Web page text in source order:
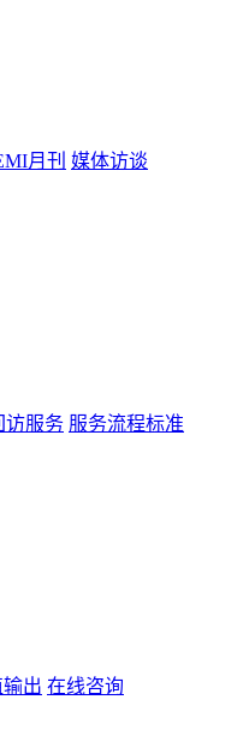
月刊 媒体访谈
访服务 服务流程标准
出 在线咨询